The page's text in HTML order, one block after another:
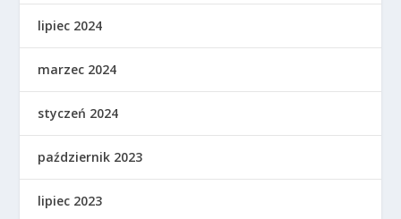
lipiec 2024
marzec 2024
styczeń 2024
październik 2023
lipiec 2023